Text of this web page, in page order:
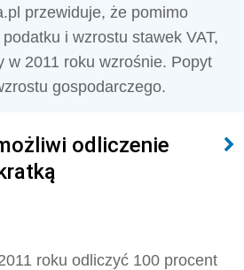
przewiduje, że pomimo
i wzrostu stawek VAT,
w 2011 roku wzrośnie. Popyt
gospodarczego.
odliczenie
roku odliczyć 100 procent